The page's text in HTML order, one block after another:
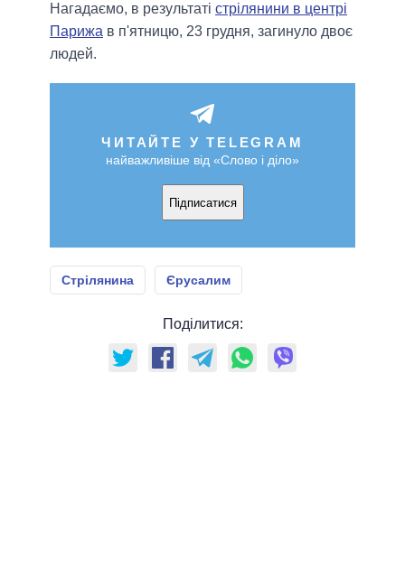
Нагадаємо, в результаті стрілянини в центрі
Парижа в п'ятницю, 23 грудня, загинуло двоє
людей.
ЧИТАЙТЕ У TELEGRAM
найважливіше від «Слово і діло»
Підписатися
Стрілянина Єрусалим
Поділитися: